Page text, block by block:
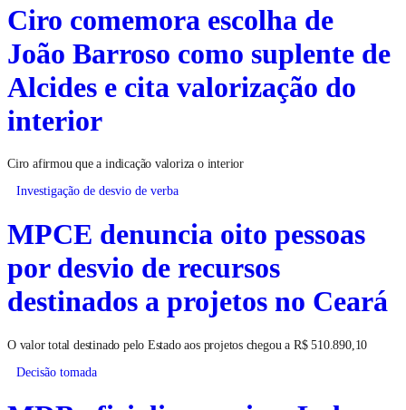
Ciro comemora escolha de
João Barroso como suplente de
Alcides e cita valorização do
interior
Ciro afirmou que a indicação valoriza o interior
Investigação de desvio de verba
MPCE denuncia oito pessoas
por desvio de recursos
destinados a projetos no Ceará
O valor total destinado pelo Estado aos projetos chegou a R$ 510.890,10
Decisão tomada